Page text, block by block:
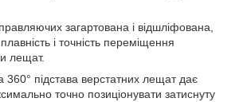
загартована і відшліфована,
і точність переміщення
лещат.
360° підстава верстатних лещат дає
точно позиціонувати затиснуту